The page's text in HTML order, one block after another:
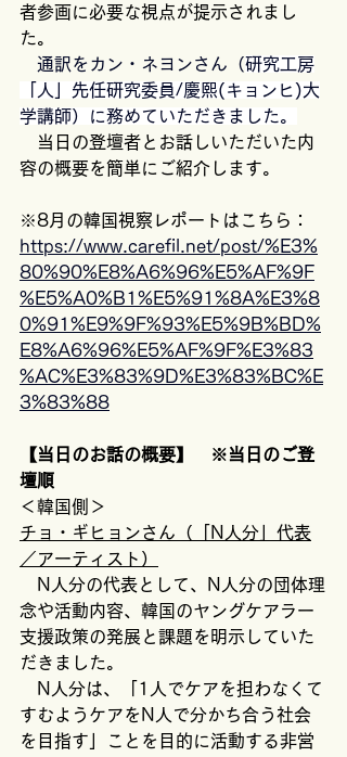
者参画に必要な視点が提示されまし
た。
通訳をカン・ネヨンさん（研究工房
「人」先任研究委員/慶熙(キョンヒ)大
学講師）に務めていただきました。
当日の登壇者とお話しいただいた内
容の概要を簡単にご紹介します。
※8月の韓国視察レポートはこちら：
https://www.carefil.net/post/%E3%
80%90%E8%A6%96%E5%AF%9F
%E5%A0%B1%E5%91%8A%E3%8
0%91%E9%9F%93%E5%9B%BD%
E8%A6%96%E5%AF%9F%E3%83
%AC%E3%83%9D%E3%83%BC%E
3%83%88
【当日のお話の概要】　※当日のご登
壇順
＜韓国側＞
チョ・ギヒョンさん（「N人分」代表
／アーティスト）
N人分の代表として、N人分の団体理
念や活動内容、韓国のヤングケアラー
支援政策の発展と課題を明示していた
だきました。
N人分は、「1人でケアを担わなくて
すむようケアをN人で分かち合う社会
を目指す」ことを目的に活動する非営